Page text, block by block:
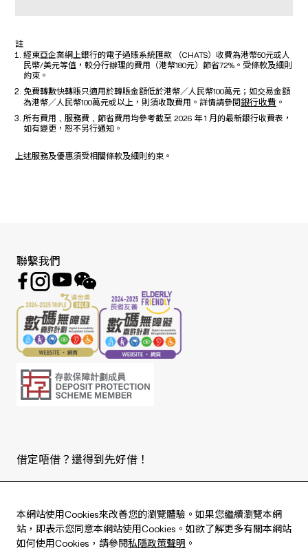
註
經東亞企業網上銀行的電子過賬系統匯款 （CHATS）收費為港幣50元或人
民幣/美元等值，較分行辦理的費用（港幣180元）節省72%。受條款及細則
約束。
免費轉數快轉賬只適用於轉賬金額低於港幣／人民幣100萬元；如交易金額
為港幣／人民幣100萬元或以上，則須收取費用。詳情請參閱 銀行收費 。
所有費用﹑服務費﹑節省費用均參考截至 2026 年 1 月的最新銀行收費表，
如有變更，恕不另行通知。
上述服務及優惠須受相關條款及細則約束。
本網站使用Cookies來改善您的瀏覽體驗。如果您繼續瀏覽本網
站，即表示您同意本網站使用Cookies。如欲了解更多有關本網站
如何使用Cookies，請參閱私隱政策聲明 。
聯繫我們
借定唔借？還得到先好借！